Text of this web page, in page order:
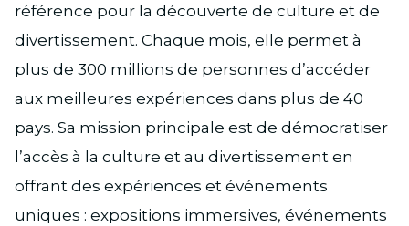
référence pour la découverte de culture et de
divertissement. Chaque mois, elle permet à
plus de 300 millions de personnes d’accéder
aux meilleures expériences dans plus de 40
pays. Sa mission principale est de démocratiser
l’accès à la culture et au divertissement en
offrant des expériences et événements
uniques : expositions immersives, événements